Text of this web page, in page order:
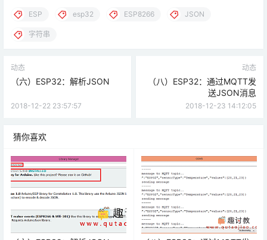
ESP esp32 ESP8266 JSON
字符串
动态
（六）ESP32：解析JSON
2018-12-22 23:57:57
动态
（八）ESP32：通过MQTT发
送JSON消息
2018-12-23 14:12:05
猜你喜欢